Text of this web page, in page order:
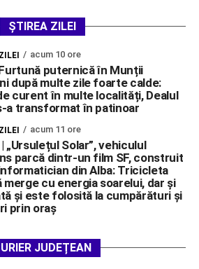
ȘTIREA ZILEI
acum 10 ore
puternică în Munții
după multe zile foarte calde:
curent în multe localități, Dealul
a transformat în patinoar
acum 11 ore
| „Ursulețul Solar”, vehiculul
parcă dintr-un film SF, construit
din Alba: Tricicleta
merge cu energia soarelui, dar și
și este folosită la cumpărături și
prin oraș
JUDEȚEAN